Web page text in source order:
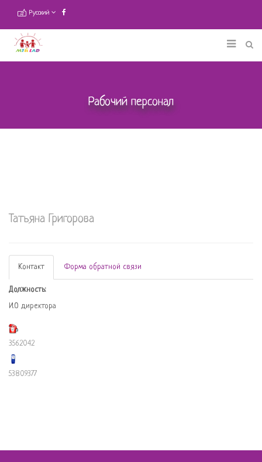
Русский
Рабочий персонал
Татьяна Григорова
Контакт Форма обратной связи
Должность:
И.О директора
3562042
53809377